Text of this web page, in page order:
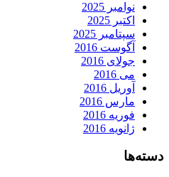
نوامبر 2025
اکتبر 2025
سپتامبر 2025
آگوست 2016
جولای 2016
می 2016
آوریل 2016
مارس 2016
فوریه 2016
ژانویه 2016
دسته‌ها